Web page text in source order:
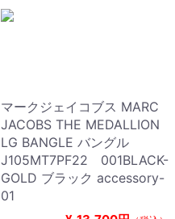
マークジェイコブス MARC
JACOBS THE MEDALLION
LG BANGLE バングル
J105MT7PF22 001BLACK-
GOLD ブラック accessory-
01